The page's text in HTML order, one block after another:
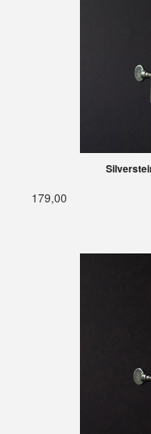
179,00